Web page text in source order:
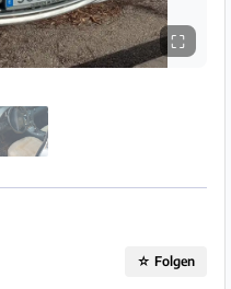
⛶
☆ Folgen